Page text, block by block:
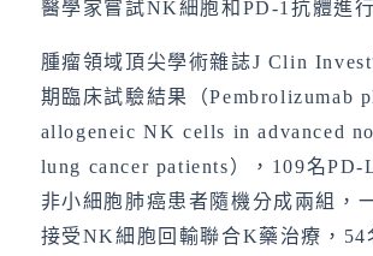
醫學家嘗試NK細胞和PD-1抗體進
腫瘤領域頂尖學術雜誌J Clin
期臨床試驗結果（Pembrolizumab
allogeneic NK cells in advanced
lung cancer patients），109名PD-
非小細胞肺癌患者隨機分成兩組，
接受NK細胞回輸聯合K藥治療，54